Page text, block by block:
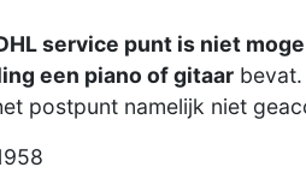
service punt is niet
een piano of gitaarbevat.
postpunt namelijk niet